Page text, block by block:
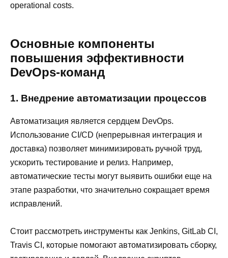
operational costs.
Основные компоненты
повышения эффективности
DevOps-команд
1. Внедрение автоматизации процессов
Автоматизация является сердцем DevOps.
Использование CI/CD (непрерывная интеграция и
доставка) позволяет минимизировать ручной труд,
ускорить тестирование и релиз. Например,
автоматические тесты могут выявить ошибки еще на
этапе разработки, что значительно сокращает время
исправлений.
Стоит рассмотреть инструменты как Jenkins, GitLab CI,
Travis CI, которые помогают автоматизировать сборку,